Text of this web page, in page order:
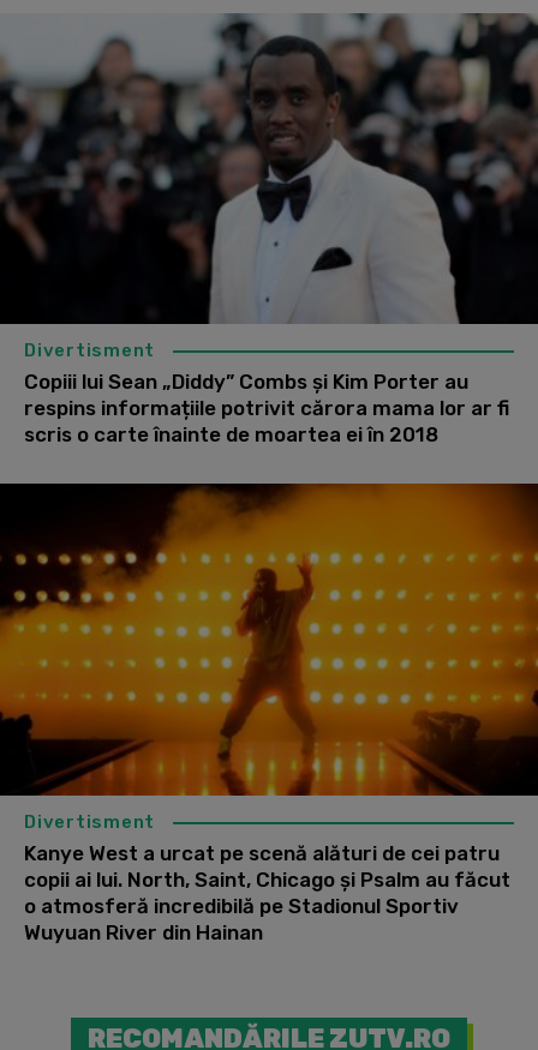
Divertisment
Copiii lui Sean „Diddy” Combs și Kim Porter au
respins informațiile potrivit cărora mama lor ar fi
scris o carte înainte de moartea ei în 2018
Divertisment
Kanye West a urcat pe scenă alături de cei patru
copii ai lui. North, Saint, Chicago și Psalm au făcut
o atmosferă incredibilă pe Stadionul Sportiv
Wuyuan River din Hainan
RECOMANDĂRILE ZUTV.RO